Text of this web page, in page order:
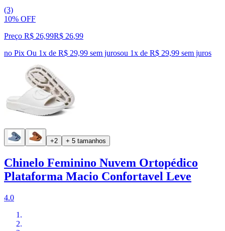
(3)
10% OFF
Preço R$ 26,99R$ 26,99
no Pix Ou 1x de R$ 29,99 sem jurosou 1x de R$ 29,99 sem juros
+2 + 5 tamanhos
Chinelo Feminino Nuvem Ortopédico
Plataforma Macio Confortavel Leve
4.0